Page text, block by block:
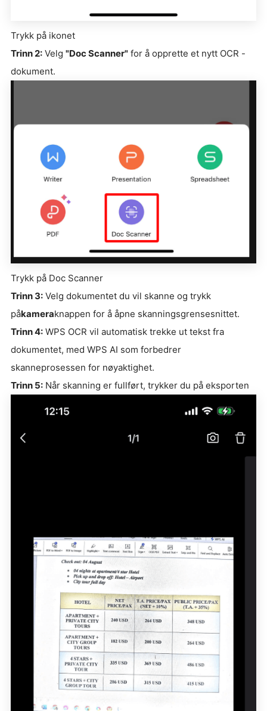
Trykk på ikonet
Trinn 2: Velg "Doc Scanner" for å opprette et nytt OCR -
dokument.
Trykk på Doc Scanner
Trinn 3: Velg dokumentet du vil skanne og trykk
påkameraknappen for å åpne skanningsgrensesnittet.
Trinn 4: WPS OCR vil automatisk trekke ut tekst fra
dokumentet, med WPS AI som forbedrer
skanneprosessen for nøyaktighet.
Trinn 5: Når skanning er fullført, trykker du på eksporten